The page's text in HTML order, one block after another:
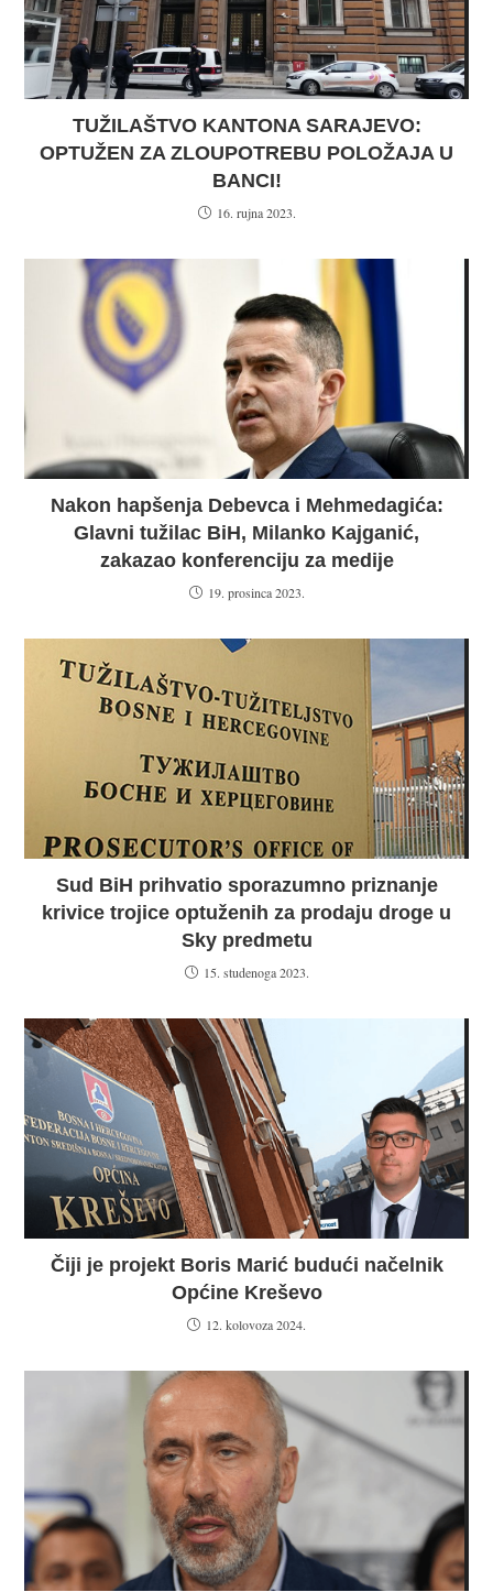
TUŽILAŠTVO KANTONA SARAJEVO:
OPTUŽEN ZA ZLOUPOTREBU POLOŽAJA U
BANCI!
16. rujna 2023.
Nakon hapšenja Debevca i Mehmedagića:
Glavni tužilac BiH, Milanko Kajganić,
zakazao konferenciju za medije
19. prosinca 2023.
Sud BiH prihvatio sporazumno priznanje
krivice trojice optuženih za prodaju droge u
Sky predmetu
15. studenoga 2023.
Čiji je projekt Boris Marić budući načelnik
Općine Kreševo
12. kolovoza 2024.